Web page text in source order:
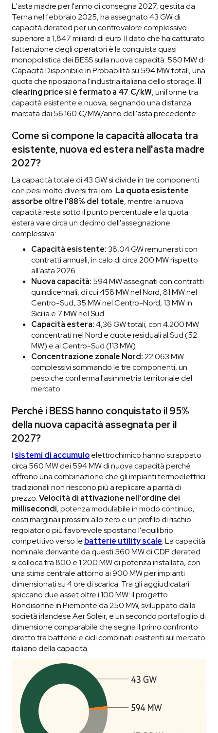
L'asta madre per l'anno di consegna 2027, gestita da
Terna nel febbraio 2025, ha assegnato 43 GW di
capacità derated per un controvalore complessivo
superiore a 1,847 miliardi di euro. Il dato che ha catturato
l'attenzione degli operatori è la conquista quasi
monopolistica dei BESS sulla nuova capacità: 560 MW di
Capacità Disponibile in Probabilità su 594 MW totali, una
quota che riposiziona l'industria italiana dello storage. Il
clearing price si è fermato a 47 €/kW, uniforme tra
capacità esistente e nuova, segnando una distanza
marcata dai 56.160 €/MW/anno dell'asta precedente.
Come si compone la capacità allocata tra
esistente, nuova ed estera nell'asta madre
2027?
La capacità totale di 43 GW si divide in tre componenti
con pesi molto diversi tra loro. La quota esistente
assorbe oltre l'88% del totale, mentre la nuova
capacità resta sotto il punto percentuale e la quota
estera vale circa un decimo dell'assegnazione
complessiva:
Capacità esistente:38,04 GW remunerati con
contratti annuali, in calo di circa 200 MW rispetto
all'asta 2026
Nuova capacità: 594 MW assegnati con contratti
quindicennali, di cui 458 MW nel Nord, 81 MW nel
Centro-Sud, 35 MW nel Centro-Nord, 13 MW in
Sicilia e 7 MW nel Sud
Capacità estera:4,36 GW totali, con 4.200 MW
concentrati nel Nord e quote residuali al Sud (52
MW) e al Centro-Sud (113 MW)
Concentrazione zonale Nord:22.063 MW
complessivi sommando le tre componenti, un
peso che conferma l'asimmetria territoriale del
mercato
Perché i BESS hanno conquistato il 95%
della nuova capacità assegnata per il
2027?
I sistemi di accumuloelettrochimico hanno strappato
circa 560 MW dei 594 MW di nuova capacità perché
offrono una combinazione che gli impianti termoelettrici
tradizionali non riescono più a replicare a parità di
prezzo.Velocità di attivazione nell'ordine dei
millisecondi, potenza modulabile in modo continuo,
costi marginali prossimi allo zero e un profilo di rischio
regolatorio più favorevole spostano l'equilibrio
competitivo verso le batterie utility scale. La capacità
nominale derivante da questi 560 MW di CDP derated
si colloca tra 800 e 1.200 MW di potenza installata, con
una stima centrale attorno ai 900 MW per impianti
dimensionati su 4 ore di scarica. Tra gli aggiudicatari
spiccano due asset oltre i 100 MW: il progetto
Rondisonne in Piemonte da 250 MW, sviluppato dalla
società irlandese Aer Soléir, e un secondo portafoglio di
dimensione comparabile che segna il primo confronto
diretto tra batterie e cicli combinati esistenti sul mercato
italiano della capacità.